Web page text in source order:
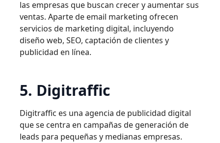
las empresas que buscan crecer y aumentar sus
ventas. Aparte de email marketing ofrecen
servicios de marketing digital, incluyendo
diseño web, SEO, captación de clientes y
publicidad en línea.
5. Digitraffic
Digitraffic es una agencia de publicidad digital
que se centra en campañas de generación de
leads para pequeñas y medianas empresas.